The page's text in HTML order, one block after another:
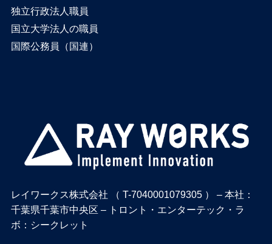
独立行政法人職員
国立大学法人の職員
国際公務員（国連）
レイワークス株式会社 （ T-7040001079305 ） – 本社：
千葉県千葉市中央区 – トロント・エンターテック・ラ
ボ：シークレット